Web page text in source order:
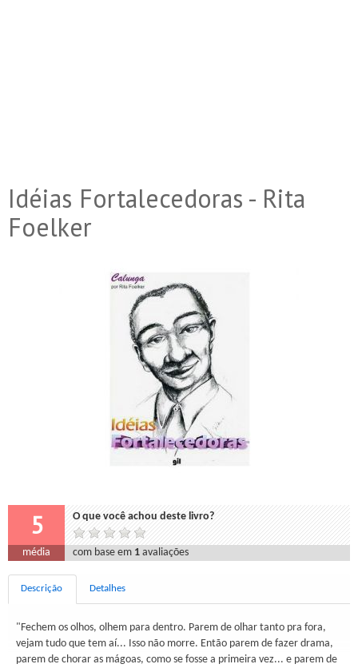
Idéias Fortalecedoras - Rita
Foelker
5 O que você achou deste livro?
média com base em 1 avaliações
Descrição Detalhes
"Fechem os olhos, olhem para dentro. Parem de olhar tanto pra fora,
vejam tudo que tem aí... Isso não morre. Então parem de fazer drama,
parem de chorar as mágoas, como se fosse a primeira vez... e parem de